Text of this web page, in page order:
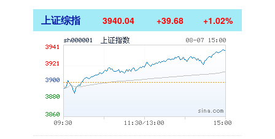
上证综指 3940.04 +39.68 +1.02%